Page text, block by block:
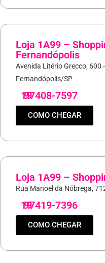
Loja 1A99 –
Fernandópolis
Avenida Litério Grecco, 600
Fernandópolis/SP
19
97408-7597
COMO CHEGAR
Loja 1A99 –
Rua Manoel da Nóbrega,
19
97419-7396
COMO CHEGAR